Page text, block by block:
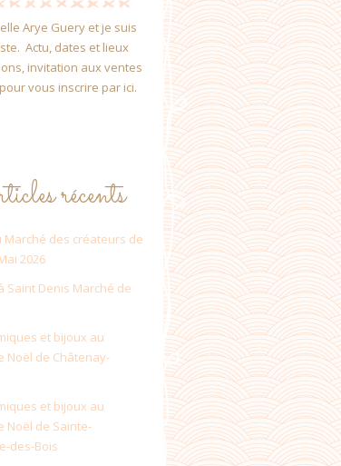
Arye Guery et je suis
Actu, dates et lieux
invitation aux ventes
vous inscrire par ici.
récents
Marché des créateurs de
2026
Saint Denis Marché de
et bijoux au
Noël de Châtenay-
et bijoux au
Noël de Sainte-
des-Bois